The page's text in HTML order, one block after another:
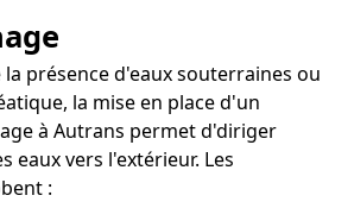
présence d'eaux souterraines ou
la mise en place d'un
à Autrans permet d'diriger
eaux vers l'extérieur. Les
: